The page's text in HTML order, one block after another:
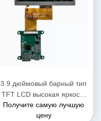
3.9 дюймовый барный тип
TFT LCD высокая яркость
480*128 350нитов HDMI
интерфейс сенсорный
Получите самую лучшую
цену